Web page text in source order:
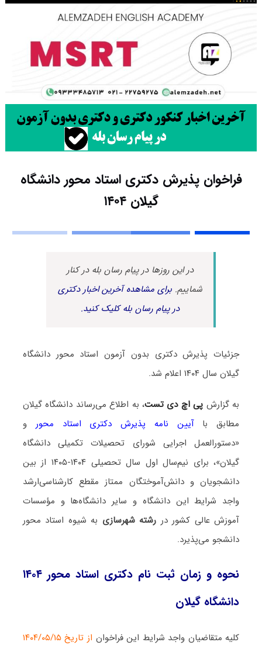
فراخوان پذیرش دکتری استاد محور دانشگاه
گیلان ۱۴۰۴
در این روزها در پیام رسان بله در کنار
شماییم.برای مشاهده آخرین اخبار دکتری
در پیام رسان بله کلیک کنید.
جزئیات پذیرش دکتری بدون آزمون استاد محور دانشگاه
گیلان سال ۱۴۰۴ اعلام شد.
به گزارش پی اچ دی تست، به اطلاع می‌رساند دانشگاه گیلان
مطابق باآیین نامه پذیرش دکتری استاد محور و
«دستورالعمل اجرایی شورای تحصیلات تکمیلی دانشگاه
گیلان»، برای نیم‌سال اول سال تحصیلی ۱۴۰۴-۱۴۰۵ از بین
دانشجویان و دانش‌آموختگان ممتاز مقطع کارشناسی‌ارشد
واجد شرایط این دانشگاه و سایر دانشگاه‌ها و مؤسسات
آموزش عالی کشور در رشته شهرسازی به شیوه استاد محور
دانشجو می‌پذیرد.
نحوه و زمان ثبت نام دکتری استاد محور ۱۴۰۴
دانشگاه گیلان
کلیه متقاضیان واجد شرایط این فراخوان
از تاریخ ۱۴۰۴/۰۵/۱۵